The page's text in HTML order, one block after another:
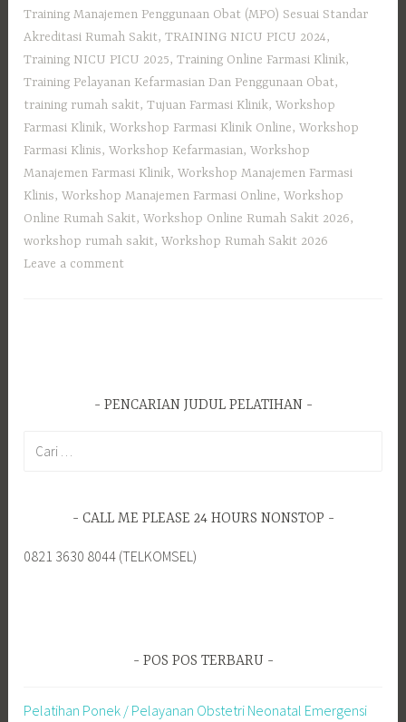
Training Manajemen Penggunaan Obat (MPO) Sesuai Standar
Akreditasi Rumah Sakit,TRAINING NICU PICU 2024,
Training NICU PICU 2025,Training Online Farmasi Klinik,
Training Pelayanan Kefarmasian Dan Penggunaan Obat,
training rumah sakit,Tujuan Farmasi Klinik,Workshop
Farmasi Klinik,Workshop Farmasi Klinik Online,Workshop
Farmasi Klinis,Workshop Kefarmasian,Workshop
Manajemen Farmasi Klinik,Workshop Manajemen Farmasi
Klinis,Workshop Manajemen Farmasi Online,Workshop
Online Rumah Sakit,Workshop Online Rumah Sakit 2026,
workshop rumah sakit,Workshop Rumah Sakit 2026
Leave a comment
PENCARIAN JUDUL PELATIHAN
CALL ME PLEASE 24 HOURS NONSTOP
0821 3630 8044 (TELKOMSEL)
POS POS TERBARU
Pelatihan Ponek / Pelayanan Obstetri Neonatal Emergensi